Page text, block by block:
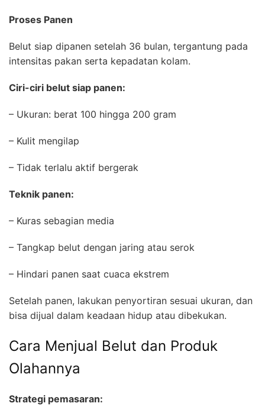
Proses Panen
Belut siap dipanen setelah 36 bulan, tergantung pada
intensitas pakan serta kepadatan kolam.
Ciri-ciri belut siap panen:
– Ukuran: berat 100 hingga 200 gram
– Kulit mengilap
– Tidak terlalu aktif bergerak
Teknik panen:
– Kuras sebagian media
– Tangkap belut dengan jaring atau serok
– Hindari panen saat cuaca ekstrem
Setelah panen, lakukan penyortiran sesuai ukuran, dan
bisa dijual dalam keadaan hidup atau dibekukan.
Cara Menjual Belut dan Produk
Olahannya
Strategi pemasaran: